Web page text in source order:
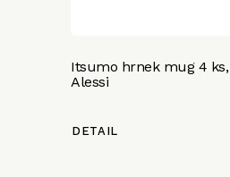
Itsumo hrnek mug 4 ks,
Alessi
DETAIL